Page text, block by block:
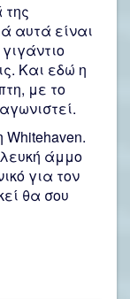
αυτά είναι
Και εδώ η
με το
άμμο
για τον
θα σου